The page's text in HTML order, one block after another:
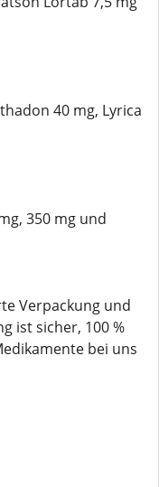
40 mg, Lyrica
350 mg und
Verpackung und
ist sicher, 100 %
bei uns